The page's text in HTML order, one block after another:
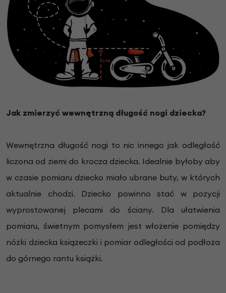
Jak zmierzyć wewnętrzną długość nogi dziecka?
Wewnętrzna długość nogi to nic innego jak odległość
liczona od ziemi do krocza dziecka. Idealnie byłoby aby
w czasie pomiaru dziecko miało ubrane buty, w których
aktualnie chodzi. Dziecko powinno stać w pozycji
wyprostowanej plecami do ściany. Dla ułatwienia
pomiaru, świetnym pomysłem jest włożenie pomiędzy
nóżki dziecka książeczki i pomiar odległości od podłoża
do górnego rantu książki.